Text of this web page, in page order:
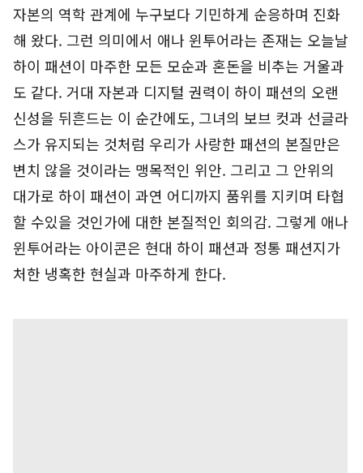
자본의 역학 관계에 누구보다 기민하게 순응하며 진화
해 왔다. 그런 의미에서 애나 윈투어라는 존재는 오늘날
하이 패션이 마주한 모든 모순과 혼돈을 비추는 거울과
도 같다. 거대 자본과 디지털 권력이 하이 패션의 오랜
신성을 뒤흔드는 이 순간에도, 그녀의 보브 컷과 선글라
스가 유지되는 것처럼 우리가 사랑한 패션의 본질만은
변치 않을 것이라는 맹목적인 위안. 그리고 그 안위의
대가로 하이 패션이 과연 어디까지 품위를 지키며 타협
할 수있을 것인가에 대한 본질적인 회의감. 그렇게 애나
윈투어라는 아이콘은 현대 하이 패션과 정통 패션지가
처한 냉혹한 현실과 마주하게 한다.